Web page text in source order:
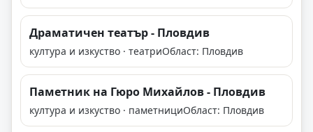
Драматичен театър - Пловдив
култура и изкуство · театриОбласт: Пловдив
Паметник на Гюро Михайлов - Пловдив
култура и изкуство · паметнициОбласт: Пловдив